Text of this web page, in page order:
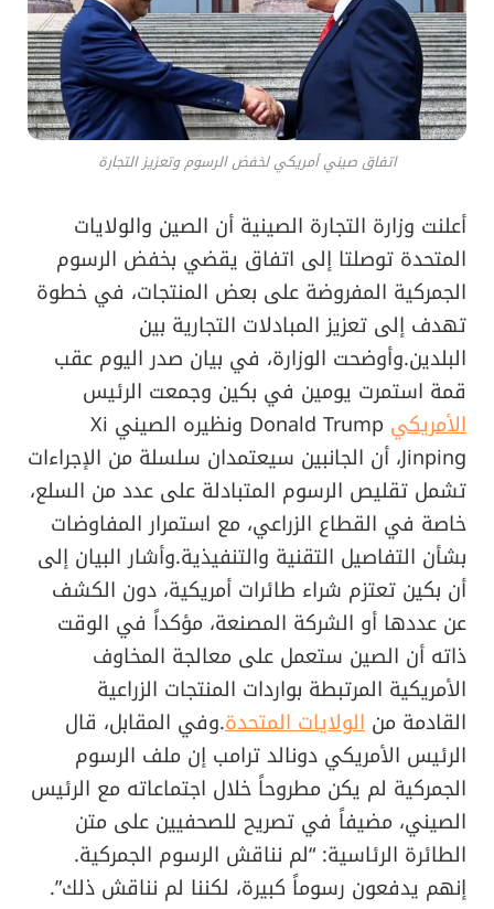
اتفاق صيني أمريكي لخفض الرسوم وتعزيز التجارة
أعلنت وزارة التجارة الصينية أن الصين والولايات
المتحدة توصلتا إلى اتفاق يقضي بخفض الرسوم
الجمركية المفروضة على بعض المنتجات، في خطوة
تهدف إلى تعزيز المبادلات التجارية بين
البلدين.وأوضحت الوزارة، في بيان صدر اليوم عقب
قمة استمرت يومين في بكين وجمعت الرئيس
الأمريكي
Donald Trump ونظيره الصيني Xi
Jinping، أن الجانبين سيعتمدان سلسلة من الإجراءات
تشمل تقليص الرسوم المتبادلة على عدد من السلع،
خاصة في القطاع الزراعي، مع استمرار المفاوضات
بشأن التفاصيل التقنية والتنفيذية.وأشار البيان إلى
أن بكين تعتزم شراء طائرات أمريكية، دون الكشف
عن عددها أو الشركة المصنعة، مؤكداً في الوقت
ذاته أن الصين ستعمل على معالجة المخاوف
الأمريكية المرتبطة بواردات المنتجات الزراعية
القادمة من الولايات المتحدة.وفي المقابل، قال
الرئيس الأمريكي دونالد ترامب إن ملف الرسوم
الجمركية لم يكن مطروحاً خلال اجتماعاته مع الرئيس
الصيني، مضيفاً في تصريح للصحفيين على متن
الطائرة الرئاسية: “لم نناقش الرسوم الجمركية.
إنهم يدفعون رسوماً كبيرة، لكننا لم نناقش ذلك”.